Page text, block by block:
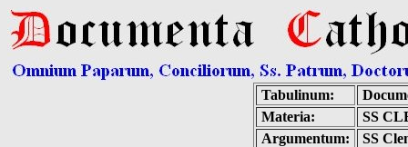
Tabulinum:
Materia:
SS
Argumentum:
SS